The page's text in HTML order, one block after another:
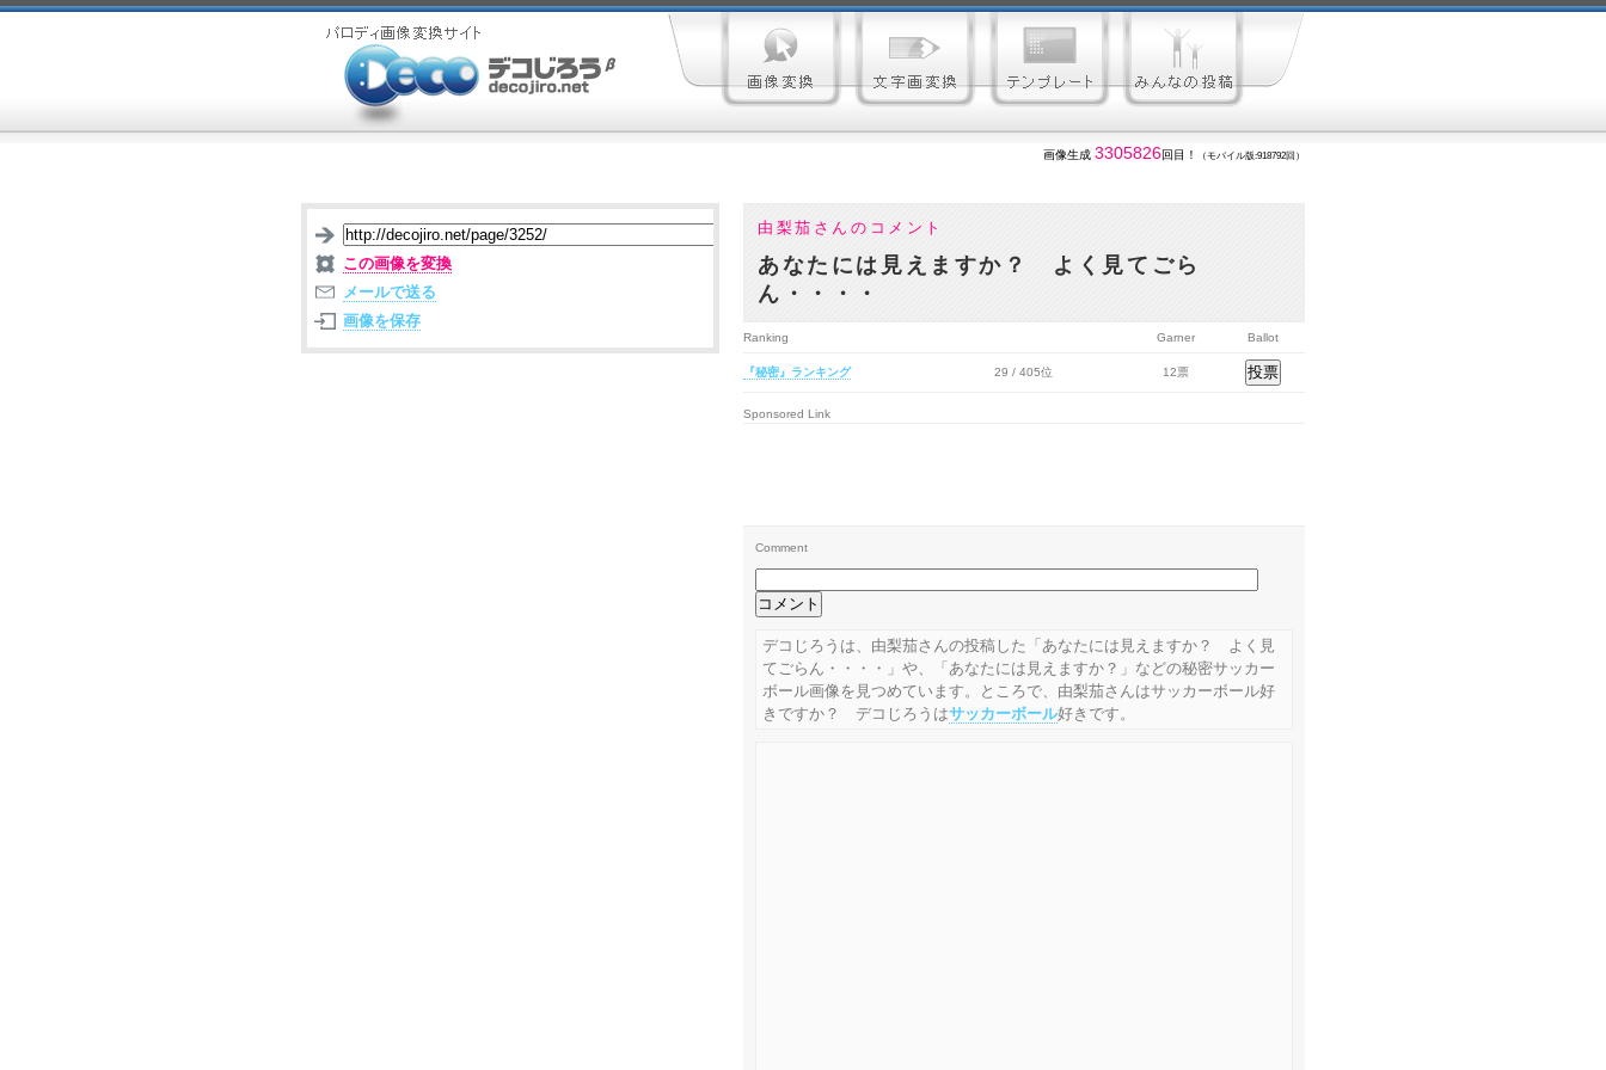
画像生成 3305826回目！ （モバイル版:918792回）
由梨茄さんのコメント
あなたには見えますか？ よく見てごら
ん・・・・
この画像を変換
メールで送る
画像を保存
Ranking Garner Ballot
『秘密』ランキング 29 / 405位 12票
Sponsored Link
Comment
デコじろうは、由梨茄さんの投稿した「あなたには見えますか？ よく見
てごらん・・・・」や、「あなたには見えますか？」などの秘密サッカー
ボール画像を見つめています。ところで、由梨茄さんはサッカーボール好
きですか？ デコじろうはサッカーボール好きです。